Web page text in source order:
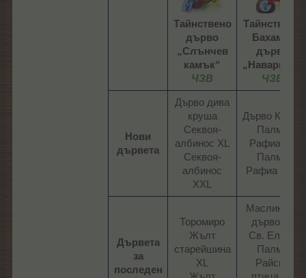
Тайнствено
дърво
„Слънчев
камък“
ЧЗВ
Тайнствено
Бахама-
дърво
„Наварино“
ЧЗВ
Нови
дървета
Дърво дива
круша
Секвоя-
албинос XL
Секвоя-
албинос
XXL​
Дърво Кокиа
Палма
Рафиа XL
Палма
Рафиа XXL​
Дървета
за
последен
Торомиро
Жълт
старейшина
XL
Маслиново
дърво на
Св. Елена
Палма
Райска